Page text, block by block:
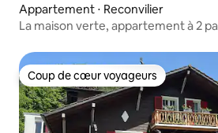
Appartement ⋅ Reconvilier
La maison verte, appartement à 2
Coup de cœur voyageurs
Coup de cœur voyageurs